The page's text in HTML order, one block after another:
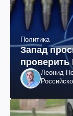
Политика
Запад
Леонид
"ЮКОСа"